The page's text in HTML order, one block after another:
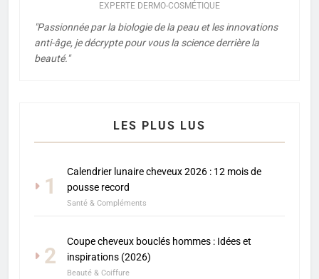
EXPERTE DERMO-COSMÉTIQUE
"Passionnée par la biologie de la peau et les innovations
anti-âge, je décrypte pour vous la science derrière la
beauté."
LES PLUS LUS
1
Calendrier lunaire cheveux 2026 : 12 mois de
pousse record
Santé & Compléments
2
Coupe cheveux bouclés hommes : Idées et
inspirations (2026)
Beauté & Coiffure